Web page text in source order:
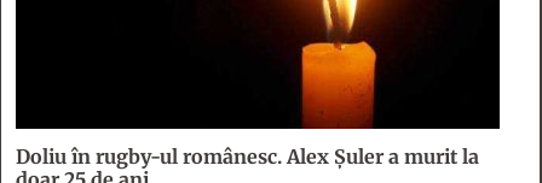
Doliu în rugby-ul românesc. Alex Șuler a murit la